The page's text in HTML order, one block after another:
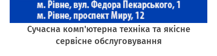
Сучасна комп'ютерна техніка та якісне
сервісне обслуговування